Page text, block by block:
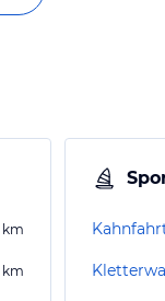
km
km